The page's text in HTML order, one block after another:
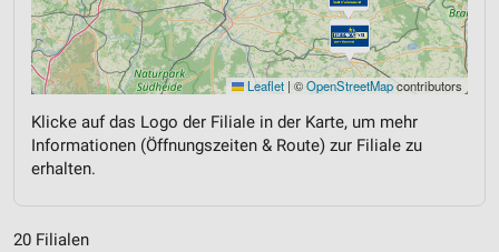
Leaflet | ©OpenStreetMapcontributors
Klicke auf das Logo der Filiale in der Karte, um mehr
Informationen (Öffnungszeiten & Route) zur Filiale zu
erhalten.
20 Filialen